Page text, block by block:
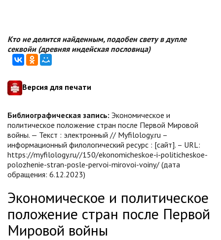
Кто не делится найденным, подобен свету в дупле
секвойи (древняя индейская пословица)
Версия для печати
Библиографическая запись: Экономическое и
политическое положение стран после Первой Мировой
войны. — Текст : электронный // Myfilology.ru –
информационный филологический ресурс : [сайт]. – URL:
https://myfilology.ru//150/ekonomicheskoe-i-politicheskoe-
polozhenie-stran-posle-pervoi-mirovoi-voiny/ (дата
обращения: 6.12.2023)
Экономическое и политическое
положение стран после Первой
Мировой войны